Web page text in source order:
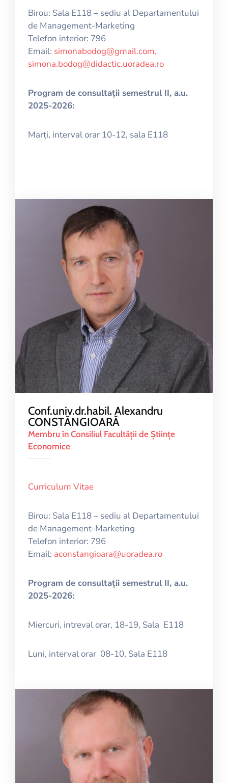
Birou: Sala E118 – sediu al Departamentului
de Management-Marketing
Telefon interior: 796
Email: simonabodog@gmail.com,
simona.bodog@didactic.uoradea.ro
Program de consultații semestrul II, a.u.
2025-2026:
Marți, interval orar 10-12, sala E118
Conf.univ.dr.habil. Alexandru
CONSTĂNGIOARĂ
Membru în Consiliul Facultăţii de Ştiinţe
Economice
Curriculum Vitae
Birou: Sala E118 – sediu al Departamentului
de Management-Marketing
Telefon interior: 796
Email: aconstangioara@uoradea.ro
Program de consultații semestrul II, a.u.
2025-2026:
Miercuri, intreval orar, 18-19, Sala E118
Luni, interval orar 08-10, Sala E118